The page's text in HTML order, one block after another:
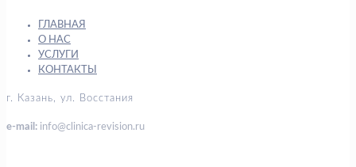
ГЛАВНАЯ
О НАС
УСЛУГИ
КОНТАКТЫ
г. Казань, ул. Восстания
e-mail: info@clinica-revision.ru